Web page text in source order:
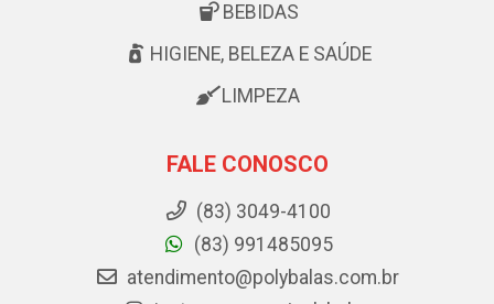
BEBIDAS
HIGIENE, BELEZA E SAÚDE
LIMPEZA
FALE CONOSCO
(83) 3049-4100
(83) 991485095
atendimento@polybalas.com.br